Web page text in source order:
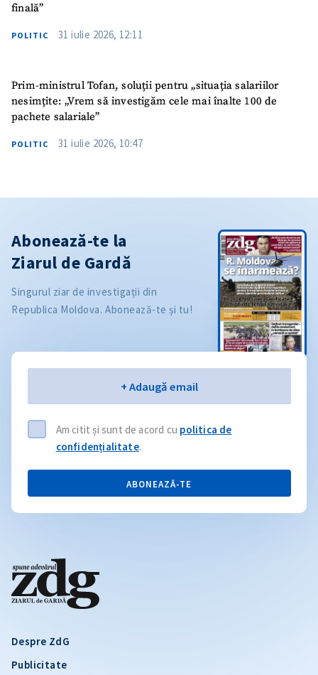
finală”
POLITIC 31 iulie 2026, 12:11
Prim-ministrul Tofan, soluții pentru „situația salariilor
nesimțite: „Vrem să investigăm cele mai înalte 100 de
pachete salariale”
POLITIC 31 iulie 2026, 10:47
Despre ZdG
Publicitate
Abonează-te la
Ziarul de Gardă
Singurul ziar de investigații din
Republica Moldova. Abonează-te și tu!
+ Adaugă email
Am citit și sunt de acord cu politica de
confidențialitate.
ABONEAZĂ-TE